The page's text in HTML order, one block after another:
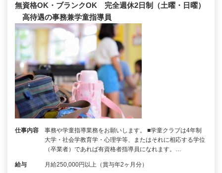
無資格OK・ブランクOK 完全週休2日制（土曜・日曜）
高待遇の事務兼学童指導員
仕事内容
事務や学童指導業務をお願いします。 ■学童クラブは4年制
大学・社会学教育学・心理学等、またはそれに相応する学位
（卒業者）であれば有資格者指導員になれます。…
給与 月給250,000円以上（賞与年2ヶ月分）